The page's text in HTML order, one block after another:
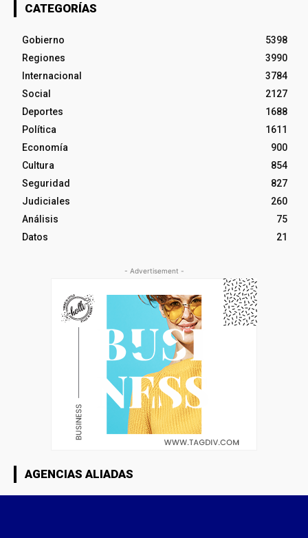
CATEGORÍAS
Gobierno
5398
Regiones
3990
Internacional
3784
Social
2127
Deportes
1688
Política
1611
Economía
900
Cultura
854
Seguridad
827
Judiciales
260
Análisis
75
Datos
21
- Advertisement -
AGENCIAS ALIADAS